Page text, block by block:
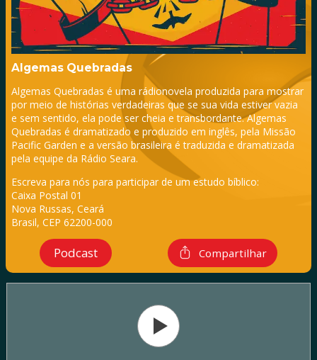
Algemas Quebradas
Algemas Quebradas é uma rádionovela produzida para mostrar
por meio de histórias verdadeiras que se sua vida estiver vazia
e sem sentido, ela pode ser cheia e transbordante. Algemas
Quebradas é dramatizado e produzido em inglês, pela Missão
Pacific Garden e a versão brasileira é traduzida e dramatizada
pela equipe da Rádio Seara.
Escreva para nós para participar de um estudo bíblico:
Caixa Postal 01
Nova Russas, Ceará
Brasil, CEP 62200-000
Podcast Compartilhar